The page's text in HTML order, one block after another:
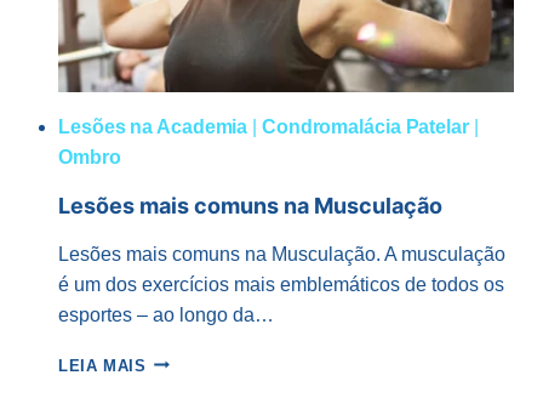
Lesões na Academia Condromalácia Patelar|
Ombro
Lesões mais comuns na Musculação
Lesões mais comuns na Musculação. A musculação
é um dos exercícios mais emblemáticos de todos os
esportes – ao longo da…
LEIA MAIS LESÕES